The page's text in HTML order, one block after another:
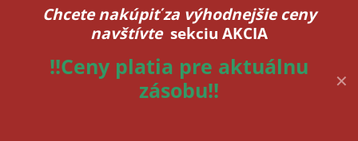
✕
Chcete nakúpiť za výhodnejšie ceny
navštívte sekciu AKCIA
!!Ceny platia pre aktuálnu
zásobu!!